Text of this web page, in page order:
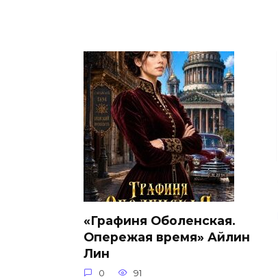
«Графиня Оболенская.
Опережая время» Айлин
Лин
0 91